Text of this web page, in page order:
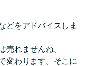
どをアドバイスしま
売れませんね。
変わります。そこに